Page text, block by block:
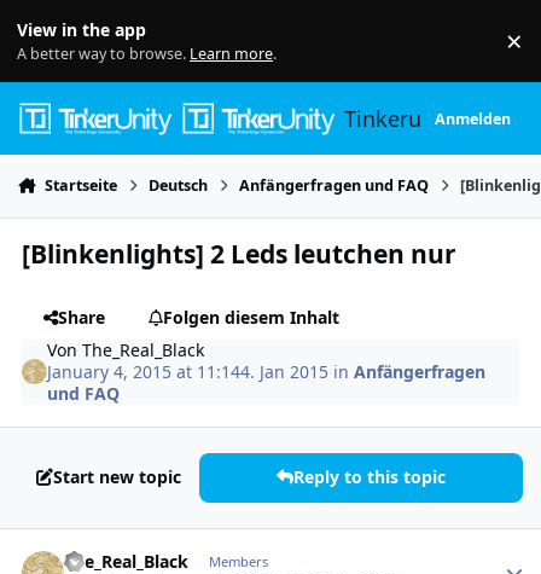
View in the app
A better way to browse. Learn more. ×
TinkerunityAnmelden
Startseite Deutsch Anfängerfragen und FAQ
[Blinkenlights] 2 Leds leutchen nur
Share
Folgen diesem Inhalt
VonThe_Real_Black
January 4, 2015 at 11:144. Jan 2015 inAnfängerfragen
und FAQ
Start new topic Reply to this topic
The_Real_Black Members